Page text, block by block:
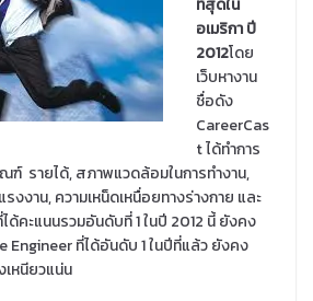
อเมริกา ปี
2012โดย
เว็บหางาน
ชื่อดัง
CareerCas
t ได้ทำการ
ฑ์ รายได้, สภาพแวดล้อมในการทำงาน,
งงาน, ความเหน็ดเหนื่อยทางร่างกาย และ
ด้คะแนนรวมอันดับที่ 1 ในปี 2012 นี้ ยังคง
Engineer ที่ได้อันดับ 1 ในปีที่แล้ว ยังคง
เหนียวแน่น